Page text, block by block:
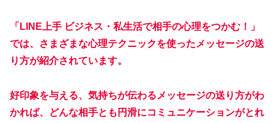
「LINE上手 ビジネス・私生活で相手の心理をつかむ！」
では、さまざまな心理テクニックを使ったメッセージの送
り方が紹介されています。
好印象を与える、気持ちが伝わるメッセージの送り方がわ
かれば、どんな相手とも円滑にコミュニケーションがとれ